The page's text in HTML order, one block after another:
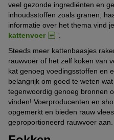
veel gezonde ingrediënten en
inhoudsstoffen zoals granen,
informatie over het thema vind
kattenvoer
”.
Steeds meer kattenbaasjes
rauwvoer of het zelf koken van
kat genoeg voedingsstoffen en
belangrijk om goed te weten
tegenwoordig genoeg bronnen
vinden! Voerproducenten en
opgemerkt en bieden rauw
geproportioneerd rauwvoer aan.